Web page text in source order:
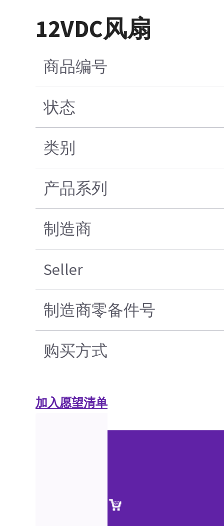
12VDC风扇
商品编号
状态
类别
产品系列
制造商
Seller
制造商零备件号
购买方式
加入愿望清单